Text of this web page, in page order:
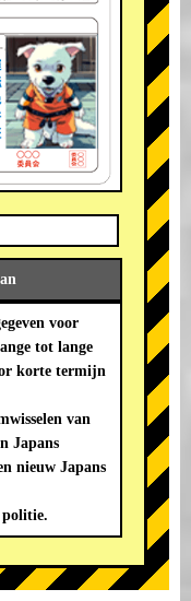
voor
tot lange
korte termijn
van
Japans
nieuw Japans
politie.